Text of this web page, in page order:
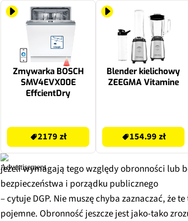
Zmywarka BOSCH
SMV4EVX00E
EffcientDry
2179 zł
Blender kielichowy
ZEEGMA Vitamine
154.99 zł
jeżeli wymagają tego względy obronności lub
bezpieczeństwa i porządku publicznego
– cytuje DGP. Nie muszę chyba zaznaczać, że
pojemne. Obronność jeszcze jest jako-tako